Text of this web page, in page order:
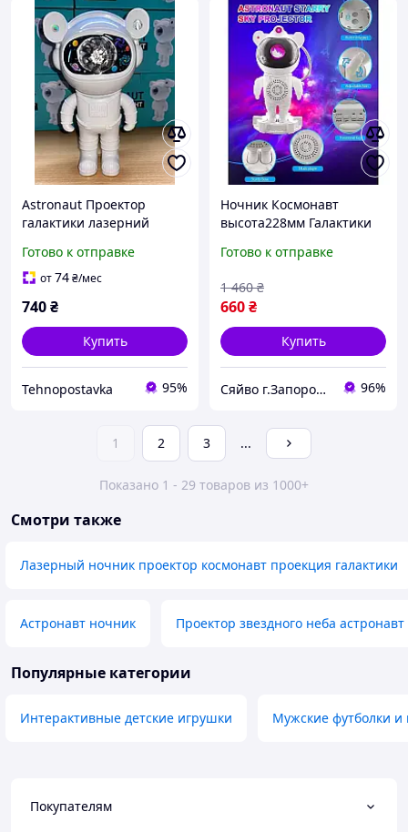
Astronaut Проектор
галактики лазерний
зоряне небо на стелі з
пультом Білий
Готово к отправке
от74₴/мес
740₴
Купить
Tehnopostavka 95%
Ночник Космонавт
высота228мм Галактики
проектор с пультом ДУ
Готово к отправке
660₴
1 460 ₴
Купить
Сяйво г.Запорожье 96%
1 2 3 ...
Показано 1 - 29 товаров из 1000+
Смотри также
Лазерный ночник проектор космонавт проекция галактики
Астронавт ночник Проектор звездного неба астронавт
Популярные категории
Интерактивные детские игрушки Мужские футболки и
Покупателям